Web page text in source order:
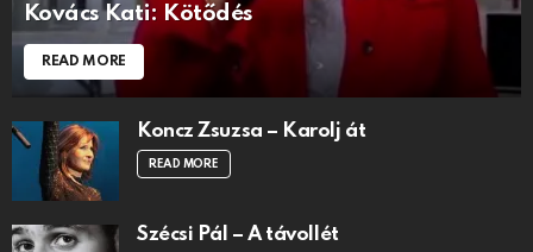
Kovács Kati: Kötődés
READ MORE
Koncz Zsuzsa – Karolj át
READ MORE
Szécsi Pál – A távollét